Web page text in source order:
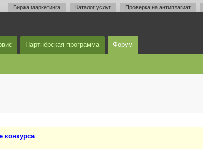
Биржа маркетинга Каталог услуг Проверка на антиплагиат
Партнёрская программа Форум
конкурса